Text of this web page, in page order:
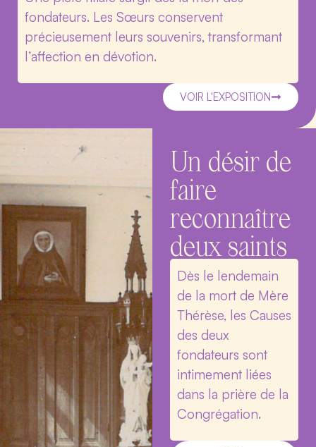
fondateurs. Les Sœurs conservent
précieusement leurs souvenirs, transformant
l’affection en dévotion.
VOIR L'EXPOSITION
Un désir de
faire
reconnaître
deux saints
Dès le lendemain
de la mort de Mère
Thérèse, les Causes
des deux
fondateurs sont
intimement liées
dans la prière de la
Congrégation.